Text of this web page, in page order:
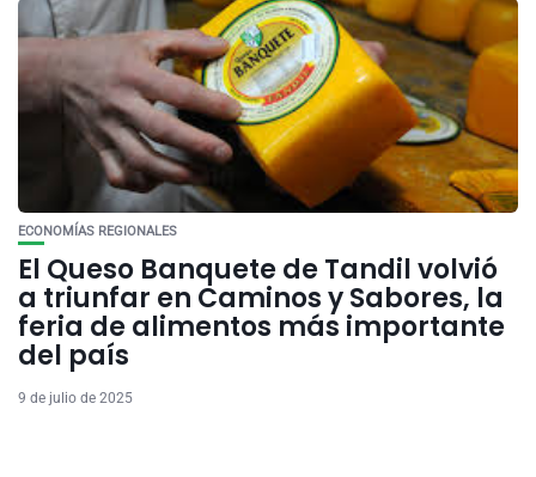
ECONOMÍAS REGIONALES
El Queso Banquete de Tandil volvió
a triunfar en Caminos y Sabores, la
feria de alimentos más importante
del país
9 de julio de 2025